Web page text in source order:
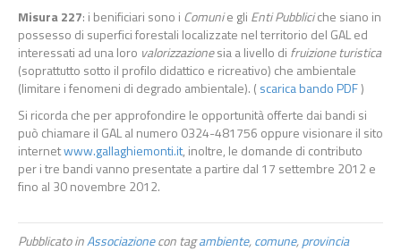
Misura 227: i benificiari sono i Comunie gli Enti Pubbliciche siano in
possesso di superfici forestali localizzate nel territorio del GAL ed
interessati ad una loro valorizzazionesia a livello di fruizione turistica
(soprattutto sotto il profilo didattico e ricreativo) che ambientale
(limitare i fenomeni di degrado ambientale). ( scarica bando PDF)
Si ricorda che per approfondire le opportunità offerte dai bandi si
può chiamare il GAL al numero 0324-481756 oppure visionare il sito
internetwww.gallaghiemonti.it, inoltre, le domande di contributo
per i tre bandi vanno presentate a partire dal 17 settembre 2012 e
fino al 30 novembre 2012.
Pubblicato inAssociazionecon tagambiente,comune,provincia